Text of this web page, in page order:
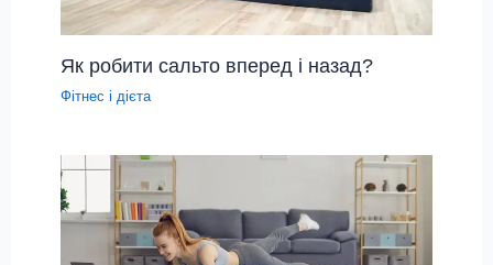
Як робити сальто вперед і назад?
Фітнес і дієта